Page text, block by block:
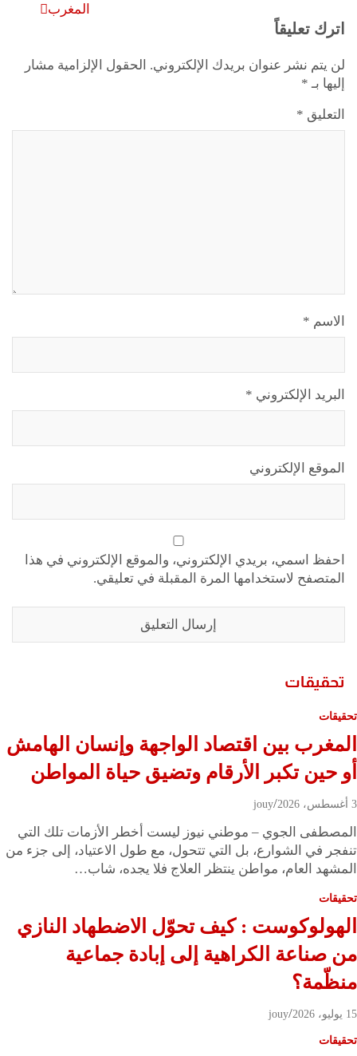
المغرب
اترك تعليقاً
لن يتم نشر عنوان بريدك الإلكتروني. الحقول الإلزامية مشار
إليها بـ *
التعليق *
الاسم *
البريد الإلكتروني *
الموقع الإلكتروني
احفظ اسمي، بريدي الإلكتروني، والموقع الإلكتروني في هذا
المتصفح لاستخدامها المرة المقبلة في تعليقي.
تحقيقات
تحقيقات
المغرب بين اقتصاد الواجهة وإنسان الهامش
أو حين تكبر الأرقام وتضيق حياة المواطن
3 أغسطس، 2026 jouy
المصطفى الجوي – موطني نيوز ليست أخطر الأزمات تلك التي
تنفجر في الشوارع، بل التي تتحول، مع طول الاعتياد، إلى جزء من
المشهد العام، مواطن ينتظر العلاج فلا يجده، شاب…
تحقيقات
الهولوكوست : كيف تحوّل الاضطهاد النازي
من صناعة الكراهية إلى إبادة جماعية
منظّمة؟
15 يوليو، 2026 jouy
تحقيقات